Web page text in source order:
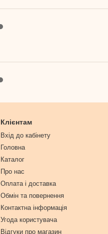
Клієнтам
Вхід до кабінету
Головна
Каталог
Про нас
Оплата і доставка
Обмін та повернення
Контактна інформація
Угода користувача
Відгуки про магазин